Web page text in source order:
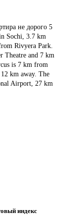
не дорого 5
Sochi, 3.7 km
Rivyera Park.
Theatre and 7 km
is 7 km from
km away. The
Airport, 27 km
индекс